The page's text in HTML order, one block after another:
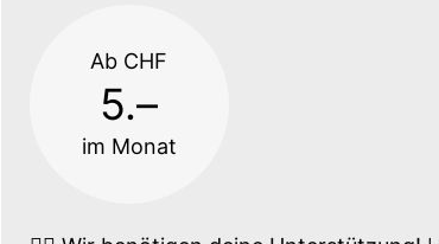
Ab CHF
5.–
im Monat